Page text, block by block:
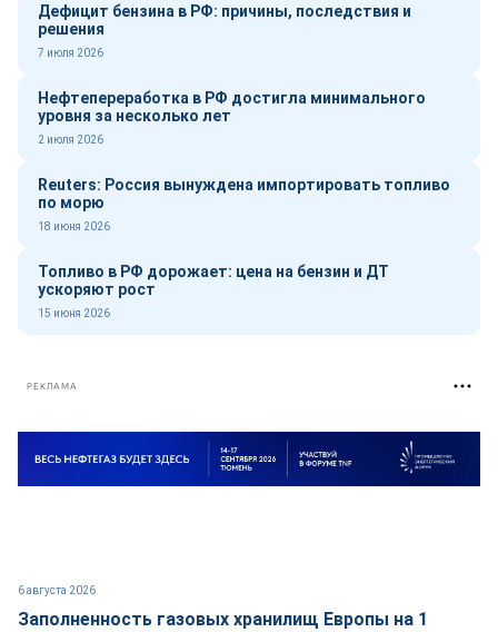
Дефицит бензина в РФ: причины, последствия и
решения
7 июля 2026
Нефтепереработка в РФ достигла минимального
уровня за несколько лет
2 июля 2026
Reuters: Россия вынуждена импортировать топливо
по морю
18 июня 2026
Топливо в РФ дорожает: цена на бензин и ДТ
ускоряют рост
15 июня 2026
РЕКЛАМА
6 августа 2026
Заполненность газовых хранилищ Европы на 1